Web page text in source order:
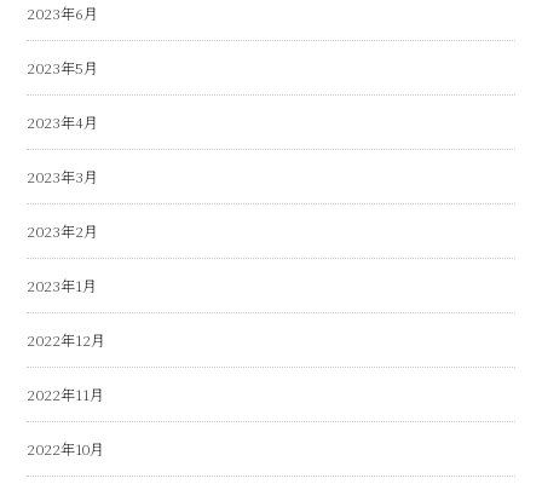
2023年6月
2023年5月
2023年4月
2023年3月
2023年2月
2023年1月
2022年12月
2022年11月
2022年10月